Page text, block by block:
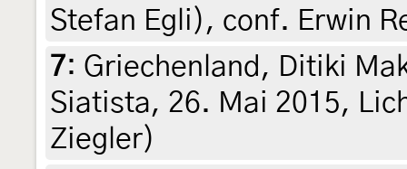
Stefan Egli), conf. Erwin
7: Griechenland, Ditiki
Siatista, 26. Mai 2015,
Ziegler)